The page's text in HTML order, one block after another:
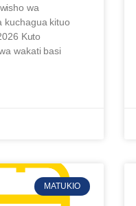
wa
kuchagua kituo
Kuto
wakati basi
MATUKIO